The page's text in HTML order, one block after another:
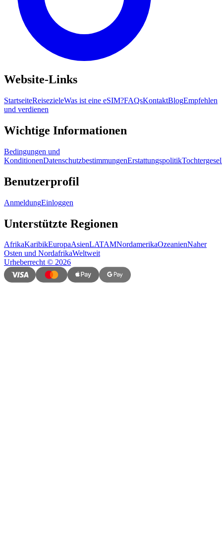
Website-Links
StartseiteReisezieleWas ist eine eSIM?FAQsKontaktBlogEmpfehlen
und verdienen
Wichtige Informationen
Bedingungen und
KonditionenDatenschutzbestimmungenErstattungspolitik
Benutzerprofil
AnmeldungEinloggen
Unterstützte Regionen
AfrikaKaribikEuropaAsienLATAMNordamerikaOzeanienNaher
Osten und NordafrikaWeltweit
Urheberrecht© 2026